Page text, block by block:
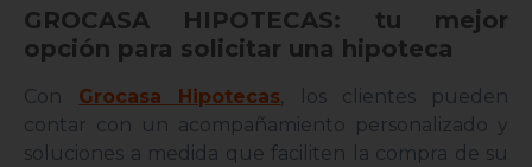
GROCASA HIPOTECAS: tu mejor
opción para solicitar una hipoteca
Con Grocasa Hipotecas, los clientes pueden
contar con un acompañamiento personalizado y
soluciones a medida que faciliten la compra de su